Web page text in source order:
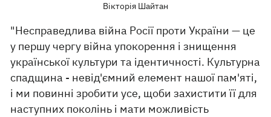
Вікторія Шайтан
"Несправедлива війна Росії проти України — це
у першу чергу війна упокорення і знищення
української культури та ідентичності. Культурна
спадщина - невід'ємний елемент нашої пам'яті,
і ми повинні зробити усе, щоби захистити її для
наступних поколінь і мати можливість